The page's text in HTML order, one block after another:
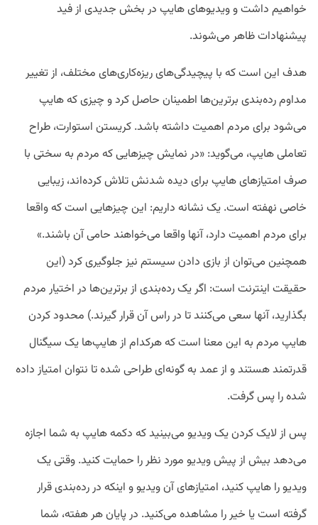
خواهیم داشت و ویدیو‌های هایپ در بخش جدیدی از فید
پیشنهادات ظاهر می‌شوند.
هدف این است که با پیچیدگی‌های ریزه‌کاری‌های مختلف، از تغییر
مداوم رده‌بندی برترین‌ها اطمینان حاصل کرد و چیزی که هایپ
می‌شود برای مردم اهمیت داشته باشد. کریستن استوارت، طراح
تعاملی هایپ، می‌گوید: «در نمایش چیزهایی که مردم به سختی با
صرف امتیازهای هایپ برای دیده شدنش تلاش کرده‌اند، زیبایی
خاصی نهفته است. یک نشانه داریم: این چیزهایی است که واقعا
برای مردم اهمیت دارد، آنها واقعا می‌خواهند حامی آن باشند.»
همچنین می‌توان از بازی دادن سیستم نیز جلوگیری کرد (این
حقیقت اینترنت است: اگر یک رده‌بندی از برترین‌ها در اختیار مردم
بگذارید، آنها سعی می‌کنند تا در راس آن قرار گیرند.) محدود کردن
هایپ مردم به این معنا است که هرکدام از هایپ‌ها یک سیگنال
قدرتمند هستند و از عمد به گونه‌ای طراحی شده تا نتوان امتیاز داده
شده را پس گرفت.
پس از لایک کردن یک ویدیو می‌بینید که دکمه هایپ به شما اجازه
می‌دهد بیش از پیش ویدیو مورد نظر را حمایت کنید. وقتی یک
ویدیو را هایپ کنید، امتیازهای آن ویدیو و اینکه در رده‌بندی قرار
گرفته است یا خیر را مشاهده می‌کنید. در پایان هر هفته، شما